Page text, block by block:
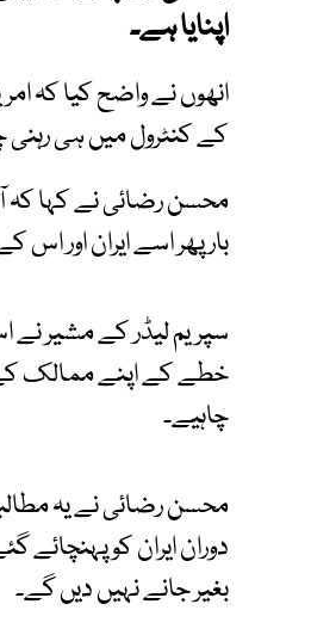
اپنایا ہے۔
انھوں نے واضح کیا کہ
کے کنٹرول میں ہی رہنی
محسن رضائی نے کہا کہ
بار پھر اسے ایران اور
سپریم لیڈر کے مشیر نے
خطے کے اپنے ممالک کے
چاہیے۔
محسن رضائی نے یہ
دوران ایران کو پہنچائے
بغیر جانے نہیں دیں گے۔